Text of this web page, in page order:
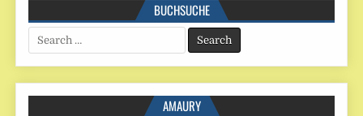
BUCHSUCHE
Search
for:
AMAURY